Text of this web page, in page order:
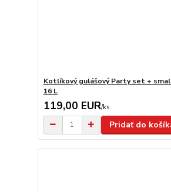
Kotlíkový gulášový Party set +
16 L
119,00 EUR/ks
Pridať do